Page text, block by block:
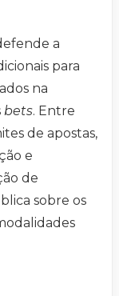
a
para
na
bets. Entre
de apostas,
e
de
sobre os